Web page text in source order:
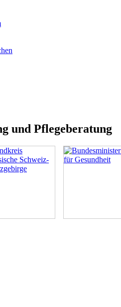
und Pflegeberatung